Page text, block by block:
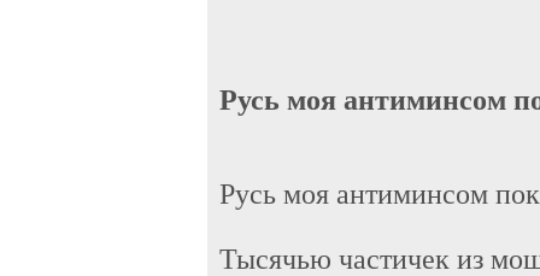
Русь моя антиминсом
Русь моя антиминсом
Тысячью частичек из